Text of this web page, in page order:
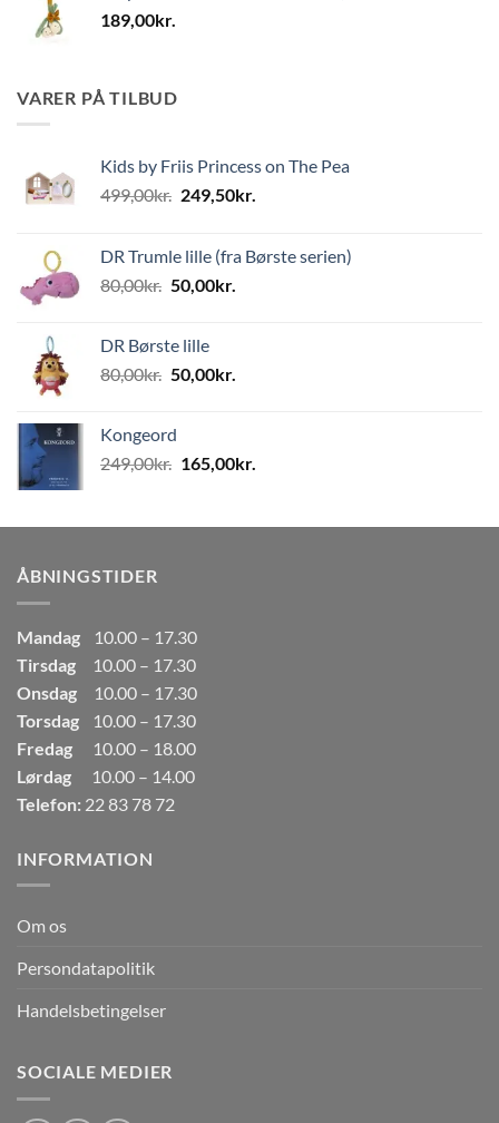
189,00kr.
VARER PÅ TILBUD
Kids by Friis Princess on The Pea
499,00kr. Den
var:
499,00kr..
249,50kr.
er:
DR Trumle lille (fra Børste serien)
80,00kr. Den
var:
80,00kr..
50,00kr.
50,00kr..
DR Børste lille
80,00kr. Den
var:
80,00kr..
50,00kr.
50,00kr..
Kongeord
249,00kr. Den
var:
165,00kr.
er:
ÅBNINGSTIDER
Mandag
10.00 – 17.30
Tirsdag
10.00 – 17.30
Onsdag
10.00 – 17.30
Torsdag
10.00 – 17.30
Fredag
10.00 – 18.00
Lørdag
10.00 – 14.00
Telefon: 22 83 78 72
INFORMATION
Om os
Persondatapolitik
Handelsbetingelser
SOCIALE MEDIER